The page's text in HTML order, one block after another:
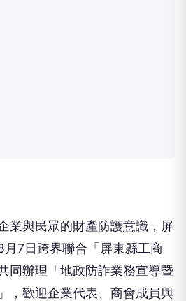
與民眾的財產防護意識，屏
7日跨界聯合「屏東縣工商
同辦理「地政防詐業務宣導暨
，歡迎企業代表、商會成員與